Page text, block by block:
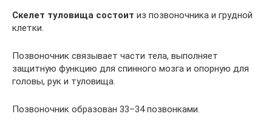
Скелет туловища состоит из позвоночника и грудной
клетки.
Позвоночник связывает части тела, выполняет
защитную функцию для спинного мозга и опорную для
головы, рук и туловища.
Позвоночник образован 33–34 позвонками.